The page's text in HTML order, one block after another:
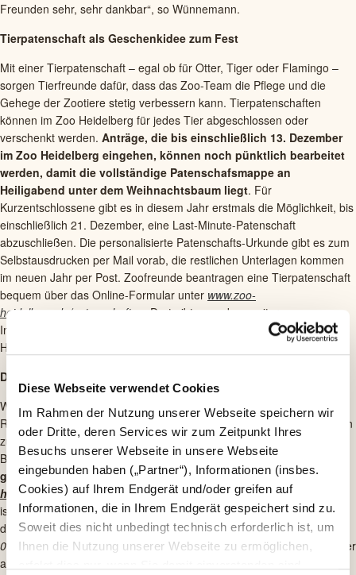
Diese Webseite verwendet Cookies
Im Rahmen der Nutzung unserer Webseite speichern wir
oder Dritte, deren Services wir zum Zeitpunkt Ihres
Besuchs unserer Webseite in unsere Webseite
eingebunden haben („Partner“), Informationen (insbes.
Cookies) auf Ihrem Endgerät und/oder greifen auf
Informationen, die in Ihrem Endgerät gespeichert sind zu.
Soweit dies nicht unbedingt technisch erforderlich ist, um
Ihnen die Nutzung unserer Webseite zu ermöglichen,
Freunden sehr, sehr dankbar“, so Wünnemann.
Tierpatenschaft als Geschenkidee zum Fest
Mit einer Tierpatenschaft – egal ob für Otter, Tiger oder Flamingo –
sorgen Tierfreunde dafür, dass das Zoo-Team die Pflege und die
Gehege der Zootiere stetig verbessern kann. Tierpatenschaften
können im Zoo Heidelberg für jedes Tier abgeschlossen oder
verschenkt werden. Anträge, die bis einschließlich 13. Dezember
im Zoo Heidelberg eingehen, können noch pünktlich bearbeitet
werden, damit die vollständige Patenschafsmappe an
Heiligabend unter dem Weihnachtsbaum liegt. Für
Kurzentschlossene gibt es in diesem Jahr erstmals die Möglichkeit, bis
einschließlich 21. Dezember, eine Last-Minute-Patenschaft
abzuschließen. Die personalisierte Patenschafts-Urkunde gibt es zum
Selbstausdrucken per Mail vorab, die restlichen Unterlagen kommen
im neuen Jahr per Post. Zoofreunde beantragen eine Tierpatenschaft
bequem über das Online-Formular unter www.zoo-
heidelberg.de/patenschaften. Dort gibt es zudem weitere
Informationen rund um das Thema Tierpatenschaft im Zoo
Heidelberg.
DeinZoo für Zuhause
Wieso mögen die Elefanten frisches Laub? Und wer ist die Neue im
Robbenbecken? Was macht Familie Erdmännchen? Mit Informationen
zu den Zootieren und dem Zoo-Team zeigt der Zoo, was den
Besuchern im Augenblick verborgen bleibt.Die deinZoo-Beiträge
gibt es auf der Zoo-Webseite unter www.zoo-
heidelberg.de/deinzoo und in den Sozialen Medien.Das Angebot
ist kostenlos – der Zoo freut sich jedoch über eine kleine Spende auf
das Spendenkonto (Sparkasse Heidelberg, IBAN: DE 65 6725 0020
0000 0159 11 ) oder über die Erfüllung eines kleinen Wunsches auf der
aktuellen Weihnachts-Wunschliste unter